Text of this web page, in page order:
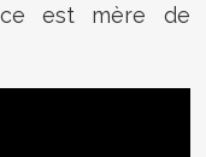
est mère de